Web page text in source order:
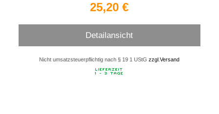
25,20 €
Detailansicht
Nicht umsatzsteuerpflichtig nach § 19 1 UStGzzgl.Versand